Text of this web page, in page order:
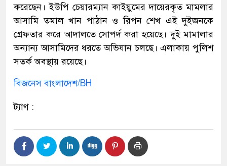
করেছেন। ইউপি চেয়ারম্যান কাইয়ুমের দায়েরকৃত মামলার
আসামি তমাল খান পাঠান ও রিপন শেখ এই দুইজনকে
গ্রেফতার করে আদালতে সোপর্দ করা হয়েছে। দুই মামালার
অন্যান্য আসামিদের ধরতে অভিযান চলছে। এলাকায় পুলিশ
সতর্ক অবস্থায় রয়েছে।
বিজনেস বাংলাদেশ/BH
ট্যাগ :